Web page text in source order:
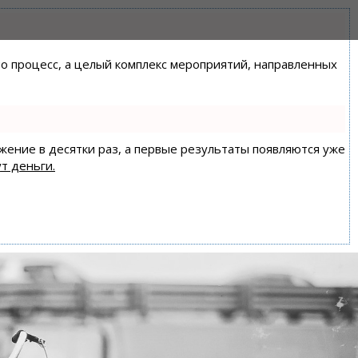
процесс, а целый комплекс мероприятий, направленных
в десятки раз, а первые результаты появляются уже
деньги.